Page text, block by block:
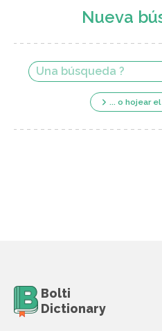
Nueva
... o hojear
Bolti
Dictionary